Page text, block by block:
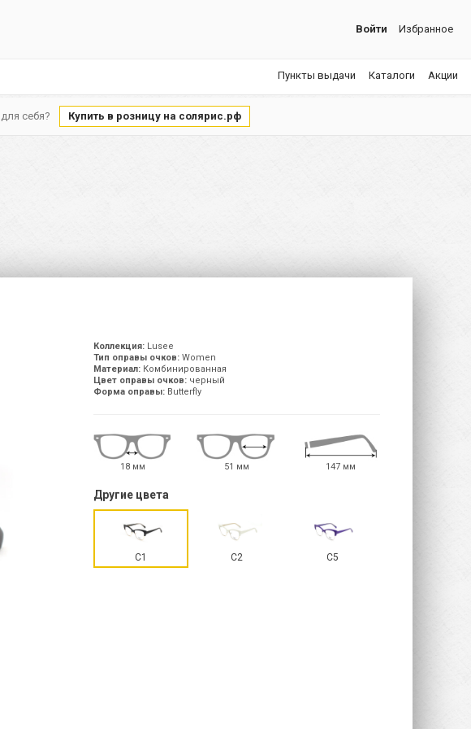
Войти Избранное
Пункты выдачи Каталоги Акции
себя? Купить в розницу на солярис.рф
Коллекция:Lusee
Тип оправы очков:Women
Материал:Комбинированная
Цвет оправы очков:черный
Форма оправы:Butterfly
18 мм 51 мм 147 мм
Другие цвета
C1 C2 C5